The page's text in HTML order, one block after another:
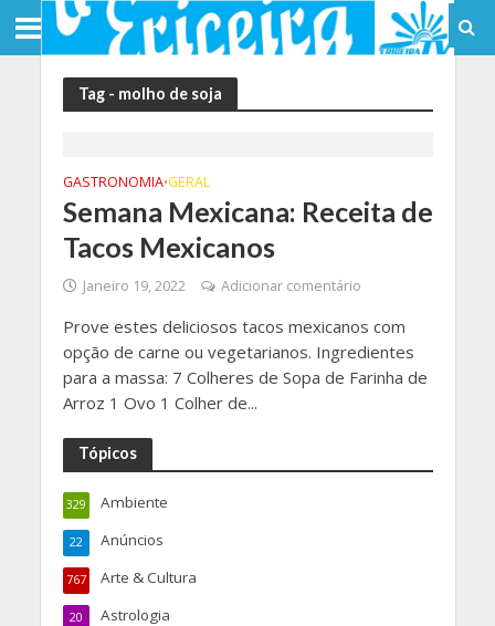
Tag - molho de soja
GASTRONOMIA•GERAL
Semana Mexicana: Receita de
Tacos Mexicanos
Janeiro 19, 2022 Adicionar comentário
Prove estes deliciosos tacos mexicanos com
opção de carne ou vegetarianos. Ingredientes
para a massa: 7 Colheres de Sopa de Farinha de
Arroz 1 Ovo 1 Colher de...
Tópicos
Ambiente
329
Anúncios
22
Arte & Cultura
767
Astrologia
20